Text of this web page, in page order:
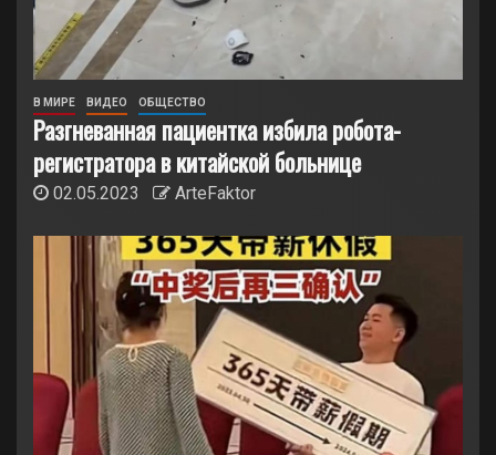
В МИРЕ ВИДЕО ОБЩЕСТВО
Разгневанная пациентка избила робота-
регистратора в китайской больнице
02.05.2023 ArteFaktor